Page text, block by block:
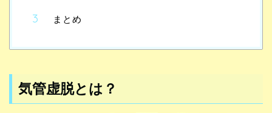
まとめ
気管虚脱とは？